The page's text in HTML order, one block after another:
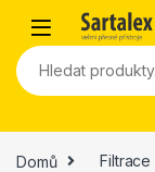
Skip to navigation
Skip to content
Hledat:
Domů Filtrace